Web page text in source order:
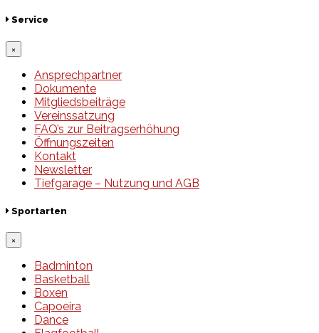
Service
×
Ansprechpartner
Dokumente
Mitgliedsbeiträge
Vereinssatzung
FAQ’s zur Beitragserhöhung
Öffnungszeiten
Kontakt
Newsletter
Tiefgarage – Nutzung und AGB
Sportarten
×
Badminton
Basketball
Boxen
Capoeira
Dance